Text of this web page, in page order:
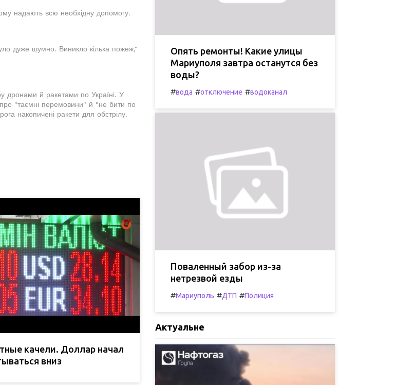
надають всю необхідну допомогу.
дуже шумно. Виникло кілька пожеж,"
дронами й ракетами по Україні. У
"таємні перемовини" й "не бити по
накопичені ракети для обстрілу.
качели. Доллар начал
вниз
Опять ремонты! Какие улицы
Мариуполя завтра останутся без
воды?
#вода #отключение #водоканал
Поваленный забор из-за
нетрезвой езды
#Мариуполь #ДТП #Полиция
Актуальне